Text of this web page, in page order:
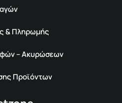
& Πληρωμής
– Ακυρώσεων
Προϊόντων